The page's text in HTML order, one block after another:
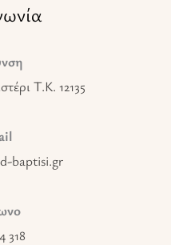
T.K. 12135
baptisi.gr
318